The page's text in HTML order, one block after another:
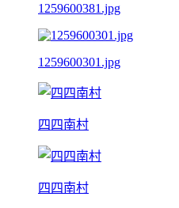
1259600381.jpg
1259600301.jpg
四四南村
四四南村